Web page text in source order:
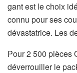
gant est le choix
connu pour ses
dévastatrice. Les
Pour 2 500 pièces
déverrouiller le